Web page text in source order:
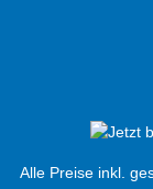
Alle Preise inkl.